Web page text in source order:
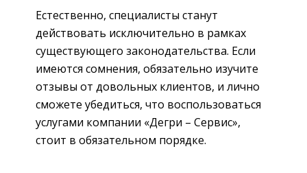
Естественно, специалисты станут
действовать исключительно в рамках
существующего законодательства. Если
имеются сомнения, обязательно изучите
отзывы от довольных клиентов, и лично
сможете убедиться, что воспользоваться
услугами компании «Дегри – Сервис»,
стоит в обязательном порядке.